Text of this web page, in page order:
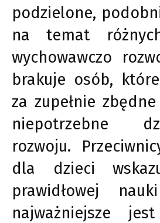
podzielone,
na temat
wychowawczo
brakuje osób,
za zupełnie
niepotrzebne
rozwoju.
dla dzieci
prawidłowej
najważniejsze